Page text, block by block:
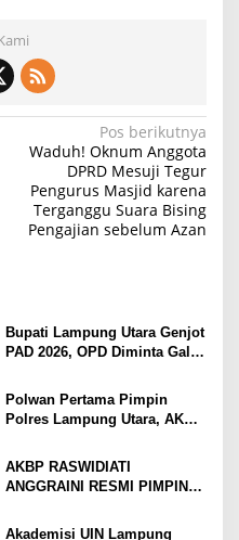
Pos berikutnya
Waduh! Oknum Anggota
DPRD Mesuji Tegur
Pengurus Masjid karena
Terganggu Suara Bising
Pengajian sebelum Azan
Bupati Lampung Utara Genjot
PAD 2026, OPD Diminta Gali
hingga Optimalkan PBB-P2
Polwan Pertama Pimpin
Polres Lampung Utara, AKBP
Pedang Pora
AKBP RASWIDIATI
ANGGRAINI RESMI PIMPIN
BAWA KOMITMEN PERKUAT
Akademisi UIN Lampung